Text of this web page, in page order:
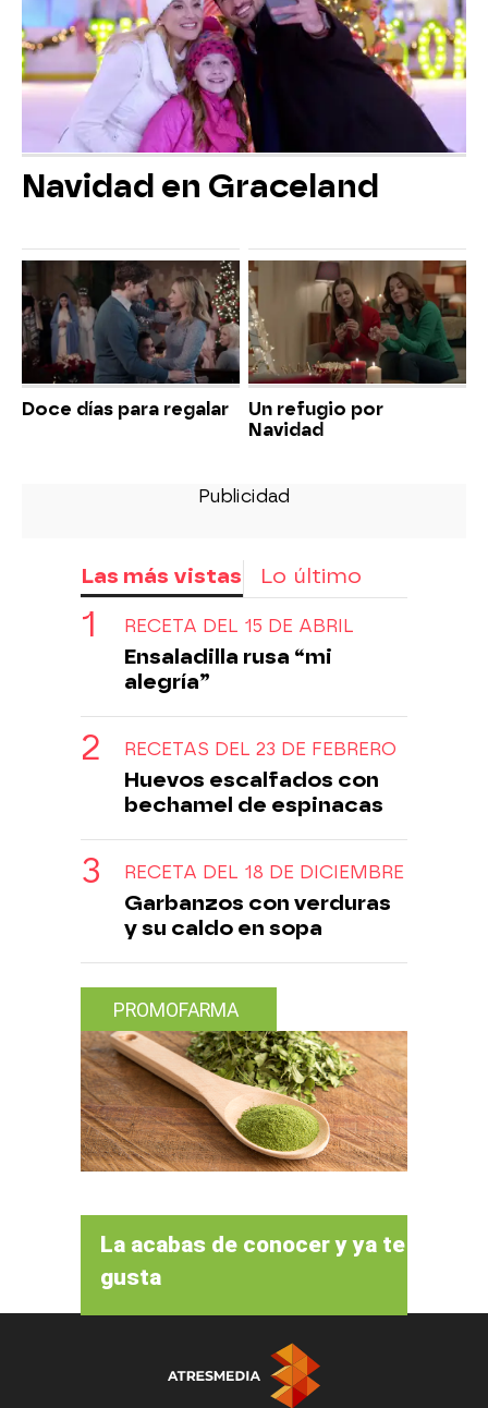
Navidad en Graceland
Doce días para regalar
Un refugio por
Navidad
Las más vistas Lo último
RECETA DEL 15 DE ABRIL
Ensaladilla rusa “mi
alegría”
RECETAS DEL 23 DE FEBRERO
Huevos escalfados con
bechamel de espinacas
RECETA DEL 18 DE DICIEMBRE
Garbanzos con verduras
y su caldo en sopa
PROMOFARMA
La acabas de conocer y ya te
gusta